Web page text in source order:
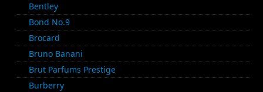
Bentley
Bond No.9
Brocard
Bruno Banani
Brut Parfums Prestige
Burberry